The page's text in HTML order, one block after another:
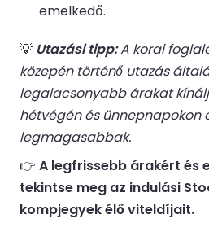
emelkedő.
💡 Utazási tipp:A korai
közepén történő utazás
legalacsonyabb árakat
hétvégén és ünnepnapokon
legmagasabbak.
👉 A legfrissebb árakért és
tekintse meg az indulási
kompjegyek élő viteldíjait.